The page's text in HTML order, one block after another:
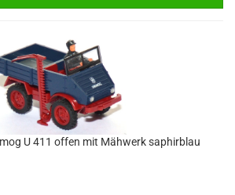
U 411 offen mit Mäh­werk sa­phir­blau